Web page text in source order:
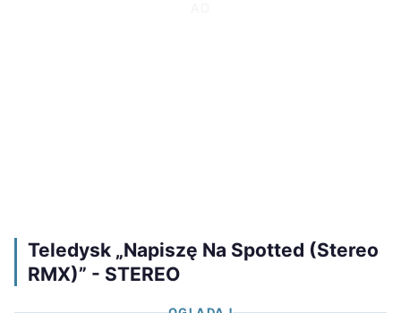
Teledysk „Napiszę Na Spotted (Stereo
RMX)” - STEREO